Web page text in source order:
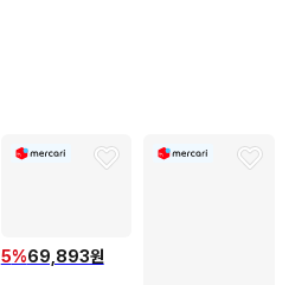
5%69,893원